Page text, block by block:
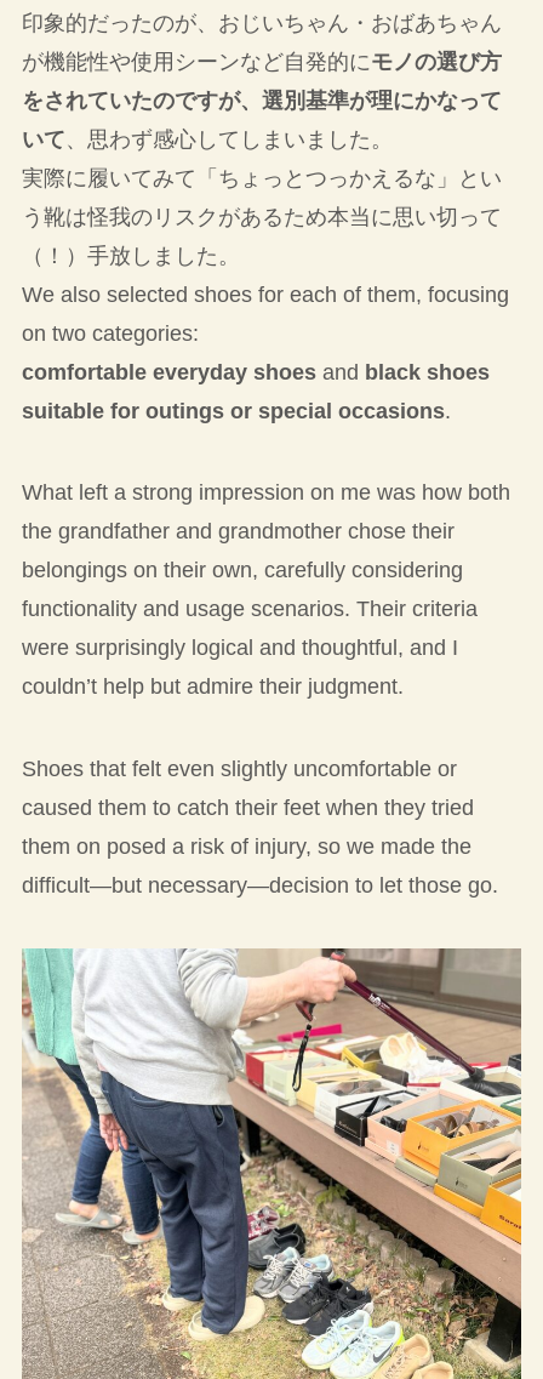
印象的だったのが、おじいちゃん・おばあちゃん
が機能性や使用シーンなど自発的にモノの選び方
をされていたのですが、選別基準が理にかなって
いて、思わず感心してしまいました。
実際に履いてみて「ちょっとつっかえるな」とい
う靴は怪我のリスクがあるため本当に思い切って
（！）手放しました。
We also selected shoes for each of them, focusing
on two categories:
comfortable everyday shoesand black shoes
suitable for outings or special occasions.
What left a strong impression on me was how both
the grandfather and grandmother chose their
belongings on their own, carefully considering
functionality and usage scenarios. Their criteria
were surprisingly logical and thoughtful, and I
couldn’t help but admire their judgment.
Shoes that felt even slightly uncomfortable or
caused them to catch their feet when they tried
them on posed a risk of injury, so we made the
difficult—but necessary—decision to let those go.